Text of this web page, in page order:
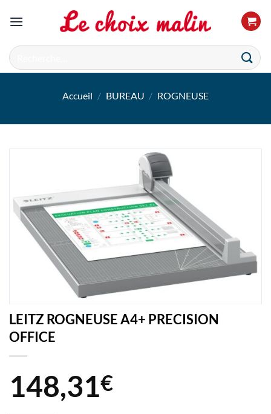
Recherche
pour :
Accueil / BUREAU / ROGNEUSE
LEITZ ROGNEUSE A4+ PRECISION
OFFICE
148,31€